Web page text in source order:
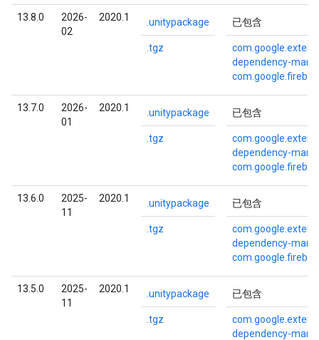
13.8.0
2026-
02
2020.1 .unitypackage
.tgz
已包含
dependency-
13.7.0
2026-
01
2020.1 .unitypackage
.tgz
已包含
dependency-
13.6.0
2025-
11
2020.1 .unitypackage
.tgz
已包含
dependency-
13.5.0
2025-
11
2020.1 .unitypackage
.tgz
已包含
dependency-